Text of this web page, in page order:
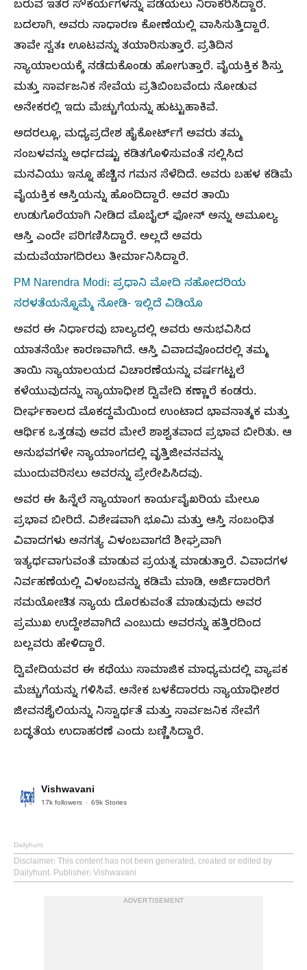
ಬರುವ ಇತರ ಸೌಕರ್ಯಗಳನ್ನು ಪಡೆಯಲು ನಿರಾಕರಿಸಿದ್ದಾರೆ.
ಬದಲಾಗಿ, ಅವರು ಸಾಧಾರಣ ಕೋಣೆಯಲ್ಲಿ ವಾಸಿಸುತ್ತಿದ್ದಾರೆ.
ತಾವೇ ಸ್ವತಃ ಊಟವನ್ನು ತಯಾರಿಸುತ್ತಾರೆ. ಪ್ರತಿದಿನ
ನ್ಯಾಯಾಲಯಕ್ಕೆ ನಡೆದುಕೊಂಡು ಹೋಗುತ್ತಾರೆ. ವೈಯಕ್ತಿಕ ಶಿಸ್ತು
ಮತ್ತು ಸಾರ್ವಜನಿಕ ಸೇವೆಯ ಪ್ರತಿಬಿಂಬವೆಂದು ನೋಡುವ
ಅನೇಕರಲ್ಲಿ ಇದು ಮೆಚ್ಚುಗೆಯನ್ನು ಹುಟ್ಟುಹಾಕಿವೆ.
ಅದರಲ್ಲೂ, ಮಧ್ಯಪ್ರದೇಶ ಹೈಕೋರ್ಟ್‌ಗೆ ಅವರು ತಮ್ಮ
ಸಂಬಳವನ್ನು ಅರ್ಧದಷ್ಟು ಕಡಿತಗೊಳಿಸುವಂತೆ ಸಲ್ಲಿಸಿದ
ಮನವಿಯು ಇನ್ನೂ ಹೆಚ್ಚಿನ ಗಮನ ಸೆಳೆದಿದೆ. ಅವರು ಬಹಳ ಕಡಿಮೆ
ವೈಯಕ್ತಿಕ ಆಸ್ತಿಯನ್ನು ಹೊಂದಿದ್ದಾರೆ. ಅವರ ತಾಯಿ
ಉಡುಗೊರೆಯಾಗಿ ನೀಡಿದ ಮೊಬೈಲ್ ಫೋನ್ ಅನ್ನು ಅಮೂಲ್ಯ
ಆಸ್ತಿ ಎಂದೇ ಪರಿಗಣಿಸಿದ್ದಾರೆ. ಅಲ್ಲದೆ ಅವರು
ಮದುವೆಯಾಗದಿರಲು ತೀರ್ಮಾನಿಸಿದ್ದಾರೆ.
PM Narendra Modi: ಪ್ರಧಾನಿ ಮೋದಿ ಸಹೋದರಿಯ
ಸರಳತೆಯನ್ನೊಮ್ಮೆ ನೋಡಿ- ಇಲ್ಲಿದೆ ವಿಡಿಯೊ
ಅವರ ಈ ನಿರ್ಧಾರವು ಬಾಲ್ಯದಲ್ಲಿ ಅವರು ಅನುಭವಿಸಿದ
ಯಾತನೆಯೇ ಕಾರಣವಾಗಿದೆ. ಆಸ್ತಿ ವಿವಾದವೊಂದರಲ್ಲಿ ತಮ್ಮ
ತಾಯಿ ನ್ಯಾಯಾಲಯದ ವಿಚಾರಣೆಯನ್ನು ವರ್ಷಗಟ್ಟಲೆ
ಕಳೆಯುವುದನ್ನು ನ್ಯಾಯಾಧೀಶ ದ್ವಿವೇದಿ ಕಣ್ಣಾರೆ ಕಂಡರು.
ದೀರ್ಘಕಾಲದ ಮೊಕದ್ದಮೆಯಿಂದ ಉಂಟಾದ ಭಾವನಾತ್ಮಕ ಮತ್ತು
ಆರ್ಥಿಕ ಒತ್ತಡವು ಅವರ ಮೇಲೆ ಶಾಶ್ವತವಾದ ಪ್ರಭಾವ ಬೀರಿತು. ಆ
ಅನುಭವಗಳೇ ನ್ಯಾಯಾಂಗದಲ್ಲಿ ವೃತ್ತಿಜೀವನವನ್ನು
ಮುಂದುವರಿಸಲು ಅವರನ್ನು ಪ್ರೇರೇಪಿಸಿದವು.
ಅವರ ಈ ಹಿನ್ನೆಲೆ ನ್ಯಾಯಾಂಗ ಕಾರ್ಯವೈಖರಿಯ ಮೇಲೂ
ಪ್ರಭಾವ ಬೀರಿದೆ. ವಿಶೇಷವಾಗಿ ಭೂಮಿ ಮತ್ತು ಆಸ್ತಿ ಸಂಬಂಧಿತ
ವಿವಾದಗಳು ಅನಗತ್ಯ ವಿಳಂಬವಾಗದೆ ಶೀಘ್ರವಾಗಿ
ಇತ್ಯರ್ಥವಾಗುವಂತೆ ಮಾಡುವ ಪ್ರಯತ್ನ ಮಾಡುತ್ತಾರೆ. ವಿವಾದಗಳ
ನಿರ್ವಹಣೆಯಲ್ಲಿ ವಿಳಂಬವನ್ನು ಕಡಿಮೆ ಮಾಡಿ, ಅರ್ಜಿದಾರರಿಗೆ
ಸಮಯೋಚಿತ ನ್ಯಾಯ ದೊರಕುವಂತೆ ಮಾಡುವುದು ಅವರ
ಪ್ರಮುಖ ಉದ್ದೇಶವಾಗಿದೆ ಎಂಬುದು ಅವರನ್ನು ಹತ್ತಿರದಿಂದ
ಬಲ್ಲವರು ಹೇಳಿದ್ದಾರೆ.
ದ್ವಿವೇದಿಯವರ ಈ ಕಥೆಯು ಸಾಮಾಜಿಕ ಮಾಧ್ಯಮದಲ್ಲಿ ವ್ಯಾಪಕ
ಮೆಚ್ಚುಗೆಯನ್ನು ಗಳಿಸಿವೆ. ಅನೇಕ ಬಳಕೆದಾರರು ನ್ಯಾಯಾಧೀಶರ
ಜೀವನಶೈಲಿಯನ್ನು ನಿಸ್ವಾರ್ಥತೆ ಮತ್ತು ಸಾರ್ವಜನಿಕ ಸೇವೆಗೆ
ಬದ್ಧತೆಯ ಉದಾಹರಣೆ ಎಂದು ಬಣ್ಣಿಸಿದ್ದಾರೆ.
Vishwavani
17k followers 69k Stories
Dailyhunt
Disclaimer: This content has not been generated, created or edited by
Dailyhunt. Publisher: Vishwavani
ADVERTISEMENT